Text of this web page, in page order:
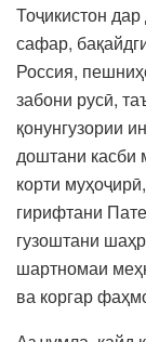
Тоҷикистон
сафар,
Россия,
забони русӣ,
қонунгузории
доштани касби
корти
гирифтани
гузоштани
шартномаи
ва коргар